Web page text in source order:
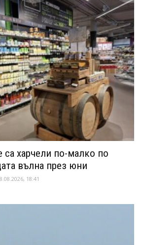
са харчели по-малко по
вълна през юни
18:41